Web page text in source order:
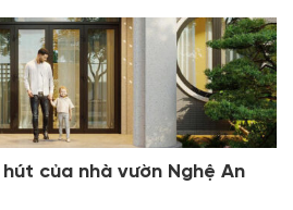
của nhà vườn Nghệ An